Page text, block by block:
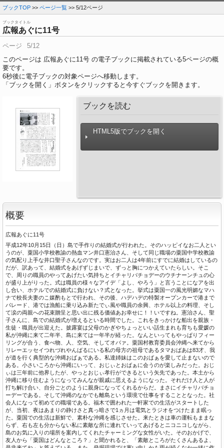
ブックTOP >> ページ一覧 >> 5/12ページ
ブックタイトル
広報あぐに11号
ページ
5/12
このページは 広報あぐに11号 の電子ブックに掲載されている5ページの概
要です。
6秒後に電子ブックの対象ページへ移動します。
「ブックを開く」ボタンをクリックすると今すぐブックを開きます。
ブックを読む
HTML5版でブックを開く
概要
広報あぐに11号
平成12年10月15日（日）島で手作りの結婚式が行われた。そのハッピイなお二人とい
うのが、粟国小学校教諭の熱血マン井口憲治さん、そして同じ職場の粟国中学校教諭
の気配り上手な井口聖子さんなのです。実はお二人は4年前にすでに結婚はしているの
だが、訳あって、結婚式をあげずじまいで、ずっと胸につかえていたらしい。そこ
で、周りの職員のやってあげたい気持ちとイチャリバチョデーのウチナーンチュの心
が盛り上がりった。式は職員の様々なアイデ「よし、やろう」と言うことになアを出
し合い、ホテルでの結婚式に負けない？式となった。挙式は粟国一の風光明媚なマハ
ナで校長夫妻のこ媒酌もとで行われ、その後、ハデハデの特製オープンカーで港まで
パレード、港では漁船に乗り込み新たでぃ風や職員の余興、ホテル以上の料理、そし
て涙の両親への花束贈呈と思い出に残る価値あお幸せに！！いですね。憲治さん、聖
子さんに、島での結婚式が増えるといる時間でした。これをきっかけな船出を親族・
生徒・職員が出迎えた。披露宴は父母のかぎやちょっといい話生まれも育ちも愛媛の
私が沖縄に来て二年半、島に来ては一年半が経った。なんといってもやっぱりフィー
リングが合う、食べ物、人、空気、そしてオバァ。粟国村教育委員会沖縄へ来てから
リレーエッセイつれづれやんばるにいる私の母方の祖母であるタマおばあは83才、我
が道を行く典型的な沖縄おばぁである。私達姉妹はこのおばぁを愛して止まないので
ある。小さいころから沖縄にいって、おじぃとおばぁに会うのが楽しみだった。おじ
ぃは三年前に他界したが、やっとおじぃ孝行ができるという矢先であった。本土から
沖縄に移り住むようになってみんなが親戚に思えるようになった。それだけ人と人が
打ち解け合い、自分ごとのように親身になってくれるからだ。まさにイチャリバチョ
ーデーである。そして沖縄のなかでも離島という環境で仕事をすることとなった。社
会人になって初めての職場である。福木で囲われた一軒家での生活がスタートした
が、当初、夜はあまりの静けさと真っ暗さで1ヵ月は電気とラジオをつけたまま眠っ
た。粟国での生活は新鮮で、素朴な沖縄を感じさせた。来たときは車の運転もままな
らず、右も左も分からない私に素敵な所に連れていってあげるとニコニコしながら、
島のお気に入りの場所を案内してくれたチャーミングな女性がいた。そのおかげで、
友人から「粟国はどんなところ？」と聞かれると、「素敵ところがたくさんあるよ、